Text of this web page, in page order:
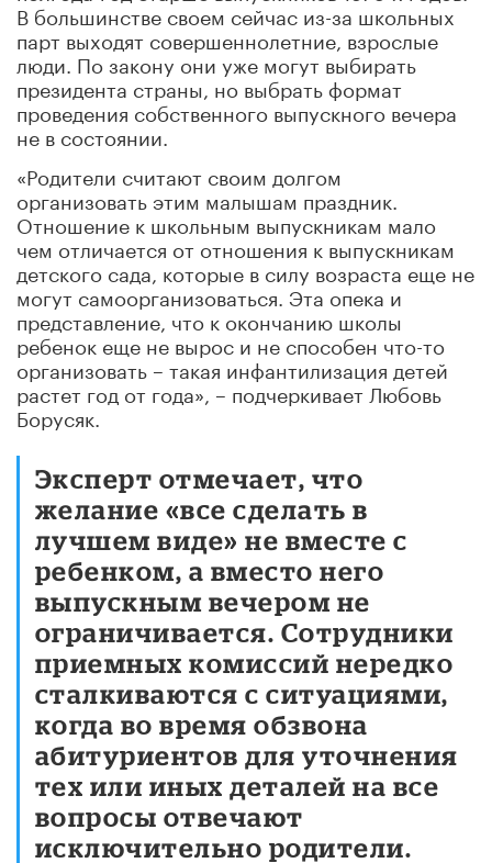
В большинстве своем сейчас из-за школьных
парт выходят совершеннолетние, взрослые
люди. По закону они уже могут выбирать
президента страны, но выбрать формат
проведения собственного выпускного вечера
не в состоянии.
«Родители считают своим долгом
организовать этим малышам праздник.
Отношение к школьным выпускникам мало
чем отличается от отношения к выпускникам
детского сада, которые в силу возраста еще не
могут самоорганизоваться. Эта опека и
представление, что к окончанию школы
ребенок еще не вырос и не способен что-то
организовать – такая инфантилизация детей
растет год от года», – подчеркивает Любовь
Борусяк.
Эксперт отмечает, что
желание «все сделать в
лучшем виде» не вместе с
ребенком, а вместо него
выпускным вечером не
ограничивается. Сотрудники
приемных комиссий нередко
сталкиваются с ситуациями,
когда во время обзвона
абитуриентов для уточнения
тех или иных деталей на все
вопросы отвечают
исключительно родители.